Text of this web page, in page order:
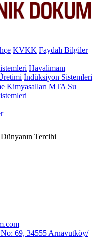
KVKK Faydalı Bilgiler
Havalimanı
İndüksiyon Sistemleri
Kimyasalları MTA Su
Tercihi
No: 69, 34555 Arnavutköy/